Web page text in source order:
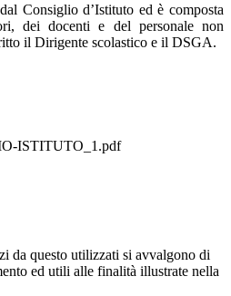
Consiglio d’Istituto ed è composta
dei docenti e del personale non
il Dirigente scolastico e il DSGA.
ISTITUTO_1.pdf
da questo utilizzati si avvalgono di
ed utili alle finalità illustrate nella